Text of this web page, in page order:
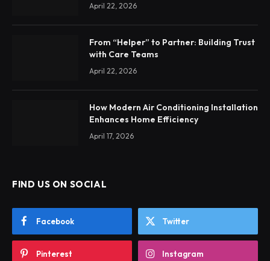
April 22, 2026
From “Helper” to Partner: Building Trust
with Care Teams
April 22, 2026
How Modern Air Conditioning Installation
Enhances Home Efficiency
April 17, 2026
FIND US ON SOCIAL
Facebook Twitter
Pinterest Instagram